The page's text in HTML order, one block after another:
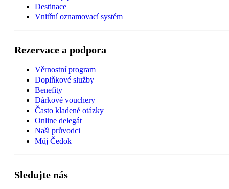
Destinace
Vnitřní oznamovací systém
Rezervace a podpora
Věrnostní program
Doplňkové služby
Benefity
Dárkové vouchery
Často kladené otázky
Online delegát
Naši průvodci
Můj Čedok
Sledujte nás